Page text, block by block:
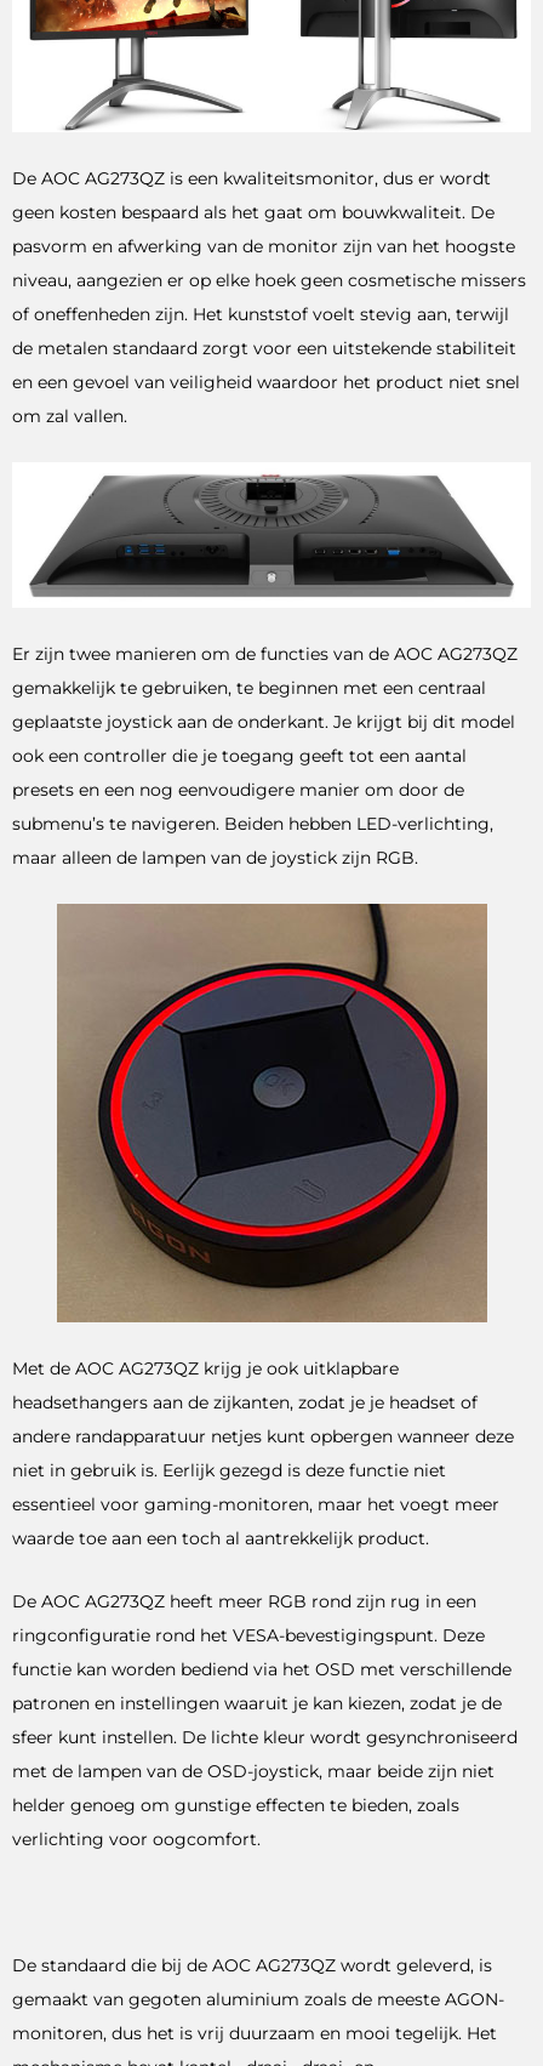
De AOC AG273QZ is een kwaliteitsmonitor, dus er wordt
geen kosten bespaard als het gaat om bouwkwaliteit. De
pasvorm en afwerking van de monitor zijn van het hoogste
niveau, aangezien er op elke hoek geen cosmetische missers
of oneffenheden zijn. Het kunststof voelt stevig aan, terwijl
de metalen standaard zorgt voor een uitstekende stabiliteit
en een gevoel van veiligheid waardoor het product niet snel
om zal vallen.
Er zijn twee manieren om de functies van de AOC AG273QZ
gemakkelijk te gebruiken, te beginnen met een centraal
geplaatste joystick aan de onderkant. Je krijgt bij dit model
ook een controller die je toegang geeft tot een aantal
presets en een nog eenvoudigere manier om door de
submenu’s te navigeren. Beiden hebben LED-verlichting,
maar alleen de lampen van de joystick zijn RGB.
Met de AOC AG273QZ krijg je ook uitklapbare
headsethangers aan de zijkanten, zodat je je headset of
andere randapparatuur netjes kunt opbergen wanneer deze
niet in gebruik is. Eerlijk gezegd is deze functie niet
essentieel voor gaming-monitoren, maar het voegt meer
waarde toe aan een toch al aantrekkelijk product.
De AOC AG273QZ heeft meer RGB rond zijn rug in een
ringconfiguratie rond het VESA-bevestigingspunt. Deze
functie kan worden bediend via het OSD met verschillende
patronen en instellingen waaruit je kan kiezen, zodat je de
sfeer kunt instellen. De lichte kleur wordt gesynchroniseerd
met de lampen van de OSD-joystick, maar beide zijn niet
helder genoeg om gunstige effecten te bieden, zoals
verlichting voor oogcomfort.
De standaard die bij de AOC AG273QZ wordt geleverd, is
gemaakt van gegoten aluminium zoals de meeste AGON-
monitoren, dus het is vrij duurzaam en mooi tegelijk. Het